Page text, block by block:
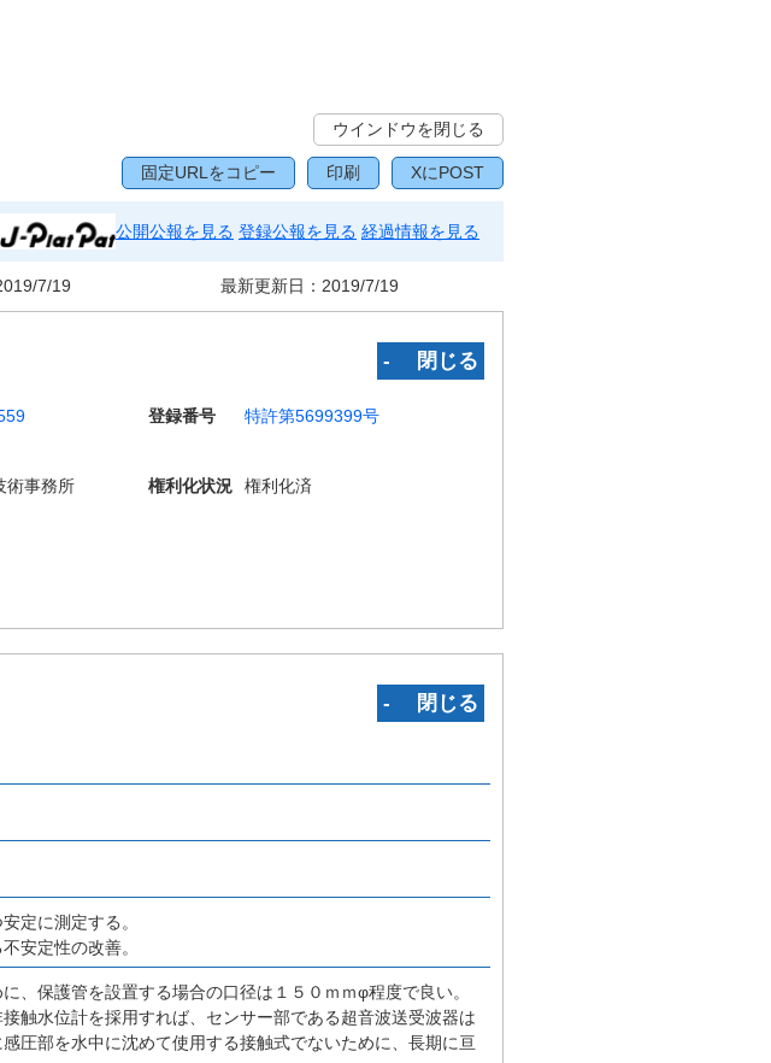
ウインドウを閉じる
固定URLをコピー 印刷 XにPOST
公開公報を見る 登録公報を見る 経過情報を見る
7/19 最新更新日： 2019/7/19
‐ 閉じる
登録番号
特許第5699399号
術事務所 権利化状況
権利化済
‐ 閉じる
定に測定する。
安定性の改善。
、保護管を設置する場合の口径は１５０ｍｍφ程度で良い。
触水位計を採用すれば、センサー部である超音波送受波器は
圧部を水中に沈めて使用する接触式でないために、長期に亘